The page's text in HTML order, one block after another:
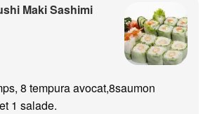
Maki Sashimi
8 tempura avocat,8saumon
1 salade.